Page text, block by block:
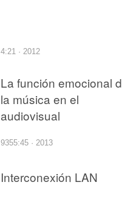
4:21 · 2012
La función emocional
la música en el
audiovisual
9355:45 · 2013
Interconexión LAN